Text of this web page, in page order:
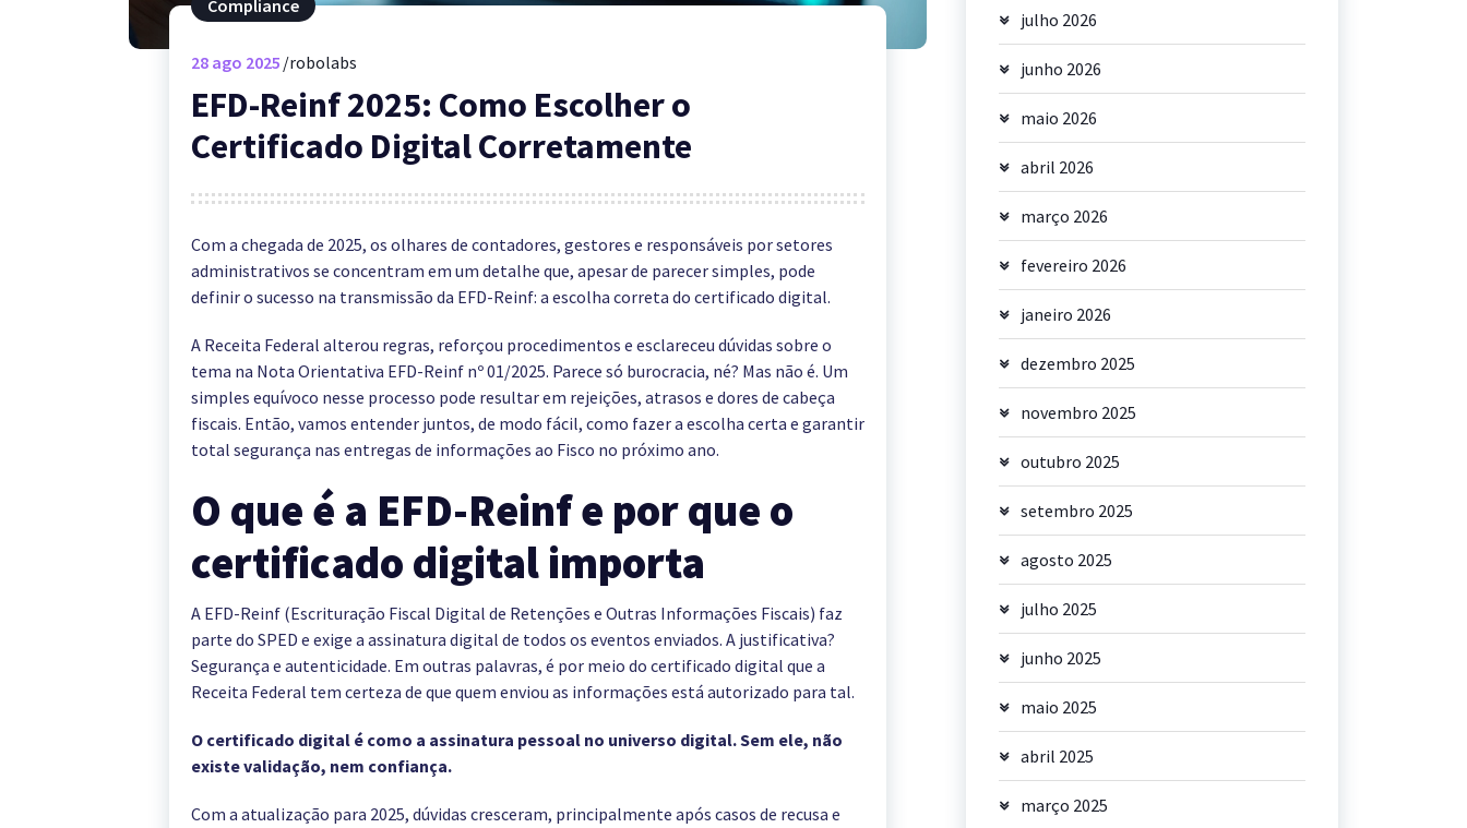
Compliance
28ago 2025 robolabs
EFD-Reinf 2025: Como Escolher o
Certificado Digital Corretamente
Com a chegada de 2025, os olhares de contadores, gestores e responsáveis por setores
administrativos se concentram em um detalhe que, apesar de parecer simples, pode
definir o sucesso na transmissão da EFD-Reinf: a escolha correta do certificado digital.
A Receita Federal alterou regras, reforçou procedimentos e esclareceu dúvidas sobre o
tema na Nota Orientativa EFD-Reinf nº 01/2025. Parece só burocracia, né? Mas não é. Um
simples equívoco nesse processo pode resultar em rejeições, atrasos e dores de cabeça
fiscais. Então, vamos entender juntos, de modo fácil, como fazer a escolha certa e garantir
total segurança nas entregas de informações ao Fisco no próximo ano.
O que é a EFD-Reinf e por que o
certificado digital importa
A EFD-Reinf (Escrituração Fiscal Digital de Retenções e Outras Informações Fiscais) faz
parte do SPED e exige a assinatura digital de todos os eventos enviados. A justificativa?
Segurança e autenticidade. Em outras palavras, é por meio do certificado digital que a
Receita Federal tem certeza de que quem enviou as informações está autorizado para tal.
O certificado digital é como a assinatura pessoal no universo digital. Sem ele, não
existe validação, nem confiança.
Com a atualização para 2025, dúvidas cresceram, principalmente após casos de recusa e
julho 2026
junho 2026
maio 2026
abril 2026
março 2026
fevereiro 2026
janeiro 2026
dezembro 2025
novembro 2025
outubro 2025
setembro 2025
agosto 2025
julho 2025
junho 2025
maio 2025
abril 2025
março 2025